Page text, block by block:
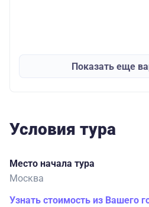
Показать еще
Условия тура
Место начала тура
Москва
Узнать стоимость из Вашего